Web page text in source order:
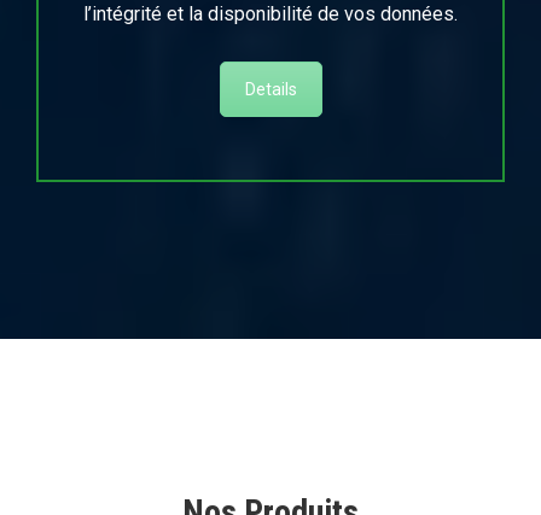
l’intégrité et la disponibilité de vos données.
Details